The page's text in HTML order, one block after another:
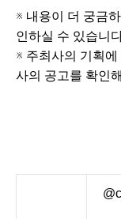
※ 내용이 더 궁금
인하실 수 있습니
※ 주최사의 기획
사의 공고를 확인